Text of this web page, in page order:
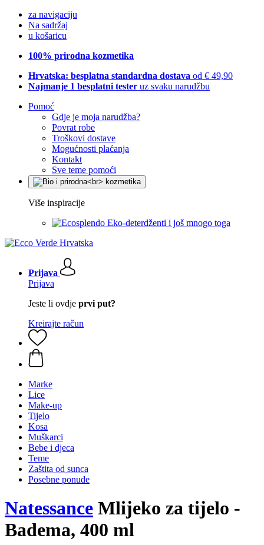
za navigaciju
Na sadržaj
u košaricu
100% prirodna kozmetika
Hrvatska: besplatna standardna dostava od € 49,90
Najmanje 1 besplatni tester uz svaku narudžbu
Pomoć
Gdje je moja narudžba?
Povrat robe
Troškovi dostave
Mogućnosti plaćanja
Kontakt
Sve teme pomoći
Više inspiracije
Eko-deterdženti i još mnogo toga
Prijava
Prijava
Jeste li ovdje prvi put?
Kreirajte račun
Marke
Lice
Make-up
Tijelo
Kosa
Muškarci
Bebe i djeca
Teme
Zaštita od sunca
Posebne ponude
Natessance Mlijeko za tijelo -
Badema, 400 ml